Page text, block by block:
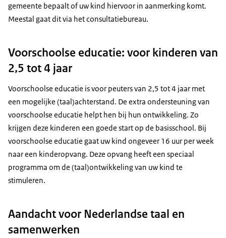
gemeente bepaalt of uw kind hiervoor in aanmerking komt.
Meestal gaat dit via het consultatiebureau.
Voorschoolse educatie: voor kinderen van
2,5 tot 4 jaar
Voorschoolse educatie is voor peuters van 2,5 tot 4 jaar met
een mogelijke (taal)achterstand. De extra ondersteuning van
voorschoolse educatie helpt hen bij hun ontwikkeling. Zo
krijgen deze kinderen een goede start op de basisschool. Bij
voorschoolse educatie gaat uw kind ongeveer 16 uur per week
naar een kinderopvang. Deze opvang heeft een speciaal
programma om de (taal)ontwikkeling van uw kind te
stimuleren.
Aandacht voor Nederlandse taal en
samenwerken